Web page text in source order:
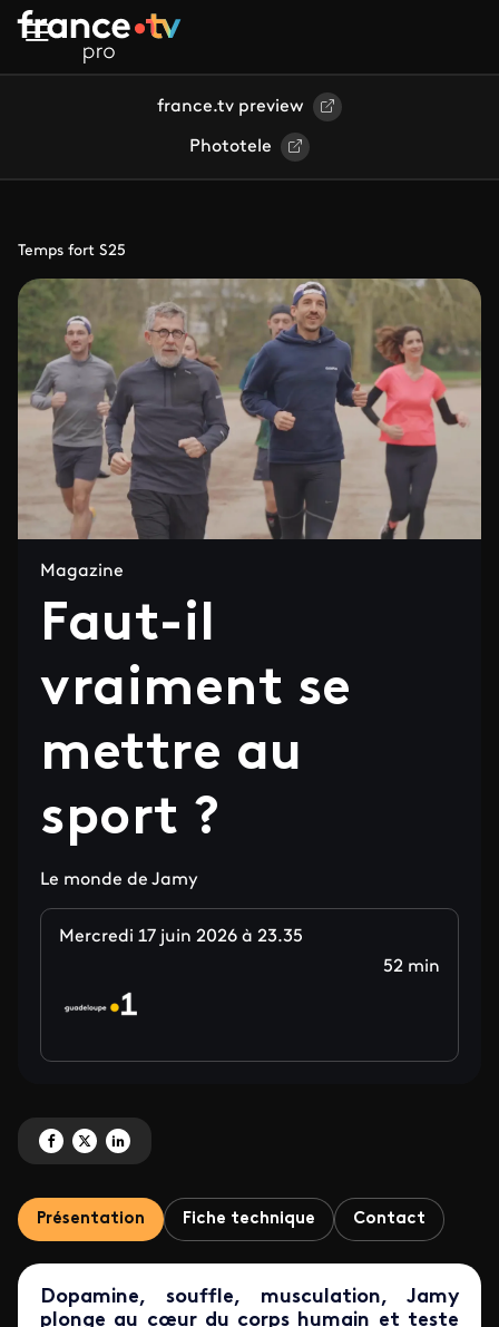
Aller au contenu principal
france.tv preview
Phototele
Temps fort S25
Magazine
Faut-il
vraiment se
mettre au
sport ?
Le monde de Jamy
Mercredi 17 juin 2026 à 23.35
52 min
Partagez 'Faut-il vraiment se mettre au sport ?' sur Facebook
Partagez 'Faut-il vraiment se mettre au sport ?' sur X
Partagez 'Faut-il vraiment se mettre au sport ?' sur LinkedIn
Présentation Fiche technique Contact
Dopamine, souffle, musculation, Jamy
plonge au cœur du corps humain et teste